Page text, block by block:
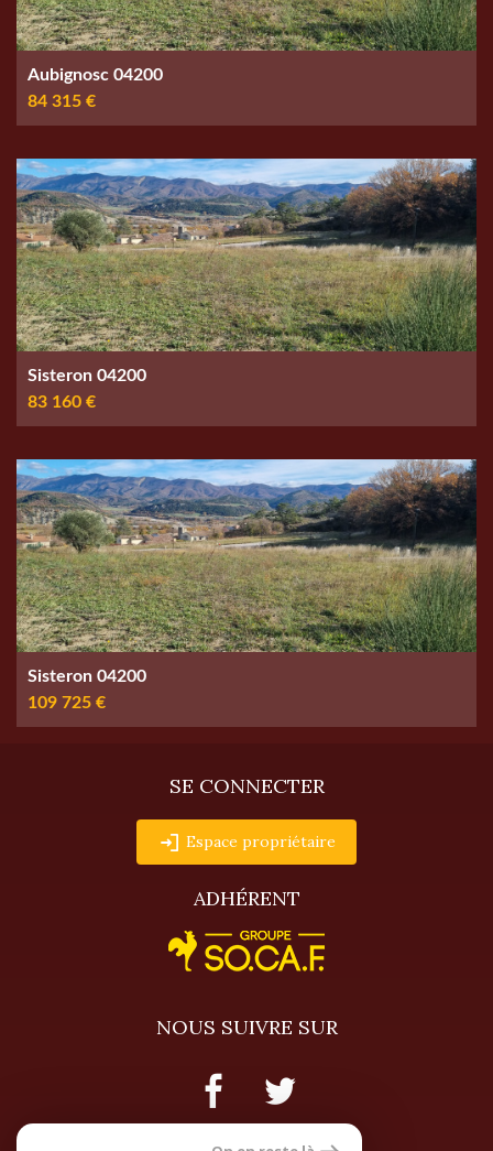
Aubignosc 04200
84 315 €
Sisteron 04200
83 160 €
Sisteron 04200
109 725 €
SE CONNECTER
Espace propriétaire
ADHÉRENT
NOUS SUIVRE SUR